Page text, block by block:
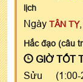
lịch
Ngày TÂN TỴ
Hắc đạo (câu
GIỜ TỐT
Sửu (1:00-